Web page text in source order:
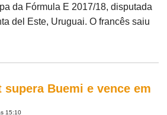
da Fórmula E 2017/18, disputada
del Este, Uruguai. O francês saiu
supera Buemi e vence em
15:10